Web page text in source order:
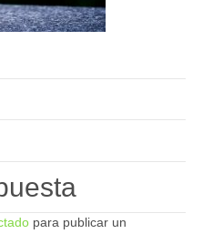
para publicar un